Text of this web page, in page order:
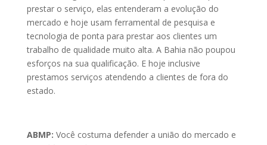
prestar o serviço, elas entenderam a evolução do
mercado e hoje usam ferramental de pesquisa e
tecnologia de ponta para prestar aos clientes um
trabalho de qualidade muito alta. A Bahia não poupou
esforços na sua qualificação. E hoje inclusive
prestamos serviços atendendo a clientes de fora do
estado.
ABMP: Você costuma defender a união do mercado e